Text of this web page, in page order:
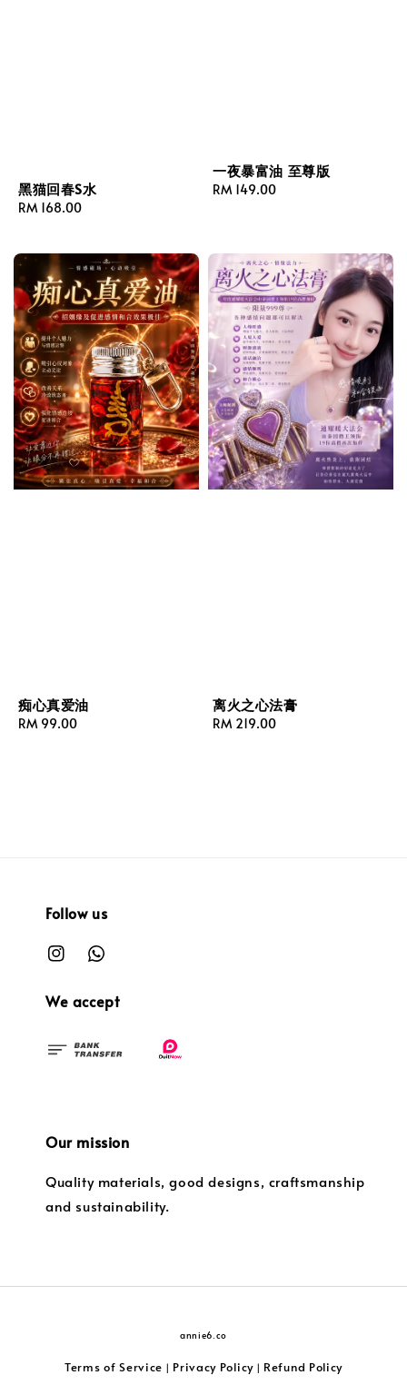
黑猫回春S水
Regular
RM 168.00
一夜暴富油 至尊版
Regular
RM 149.00
痴心真爱油
Regular
RM 99.00
离火之心法膏
Regular
RM 219.00
Follow us
We accept
Our mission
Quality materials, good designs, craftsmanship
and sustainability.
annie6.co
Terms of Service | Privacy Policy| Refund Policy